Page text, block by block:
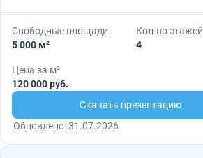
Свободные площади
5 000 м²
Кол-во этажей
4
Цена за м²
120 000 руб.
Скачать презентацию
Обновлено: 31.07.2026